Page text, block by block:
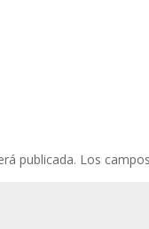
publicada. Los